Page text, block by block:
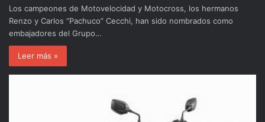
Los campeones de Motovelocidad y Motocross, los hermanos
Renzo y Carlos “Pachuco” Cecchi, han sido nombrados como
embajadores del Grupo…
Leer más »